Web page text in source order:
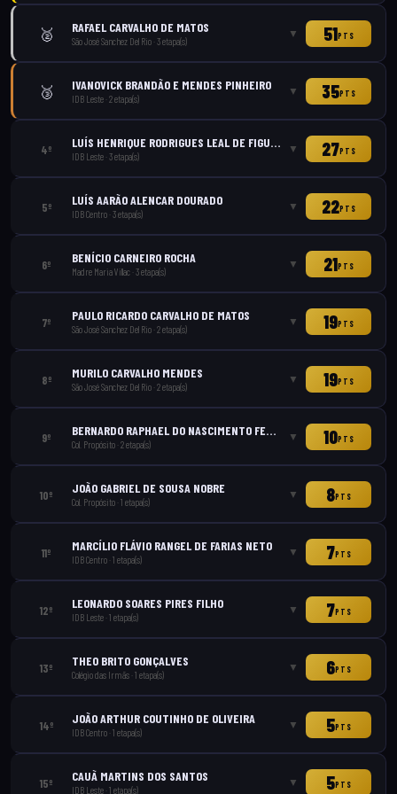
🥈 RAFAEL CARVALHO DE MATOS
São José Sanchez Del Rio ·3etapa(s)
▼ 51PTS
🥉 IVANOVICK BRANDÃO E MENDES PINHEIRO
IDB Leste ·2etapa(s)
▼ 35PTS
4º LUÍS HENRIQUE RODRIGUES LEAL DE FIGUEIREDO
IDB Leste ·3etapa(s)
▼ 27PTS
5º LUÍS AARÃO ALENCAR DOURADO
IDB Centro ·3etapa(s)
▼ 22PTS
6º BENÍCIO CARNEIRO ROCHA
Madre Maria Villac ·3etapa(s)
▼ 21PTS
7º PAULO RICARDO CARVALHO DE MATOS
São José Sanchez Del Rio ·2etapa(s)
▼ 19PTS
8º MURILO CARVALHO MENDES
São José Sanchez Del Rio ·2etapa(s)
▼ 19PTS
9º BERNARDO RAPHAEL DO NASCIMENTO FERRAZ
Col. Propósito ·2etapa(s)
▼ 10PTS
10º JOÃO GABRIEL DE SOUSA NOBRE
Col. Propósito ·1 etapa(s)
▼ 8PTS
11º MARCÍLIO FLÁVIO RANGEL DE FARIAS NETO
IDB Centro ·1 etapa(s)
▼ 7PTS
12º LEONARDO SOARES PIRES FILHO
IDB Leste ·1 etapa(s)
▼ 7PTS
13º THEO BRITO GONÇALVES
Colégio das Irmãs ·1 etapa(s)
▼ 6PTS
14º JOÃO ARTHUR COUTINHO DE OLIVEIRA
IDB Centro ·1 etapa(s)
▼ 5PTS
15º CAUÃ MARTINS DOS SANTOS
IDB Leste ·1 etapa(s)
▼ 5PTS